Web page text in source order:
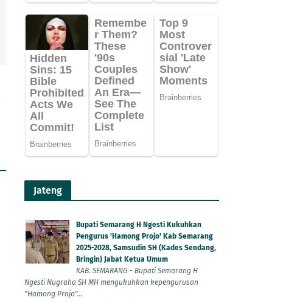
Jateng
Bupati Semarang H Ngesti Kukuhkan
Pengurus 'Hamong Projo' Kab Semarang
2025-2028, Samsudin SH (Kades Sendang,
Bringin) Jabat Ketua Umum
KAB. SEMARANG - Bupati Semarang H
Ngesti Nugraha SH MH mengukuhkan kepengurusan
"Hamong Projo"...